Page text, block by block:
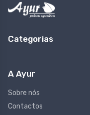
Categorias
A Ayur
Sobre nós
Contactos